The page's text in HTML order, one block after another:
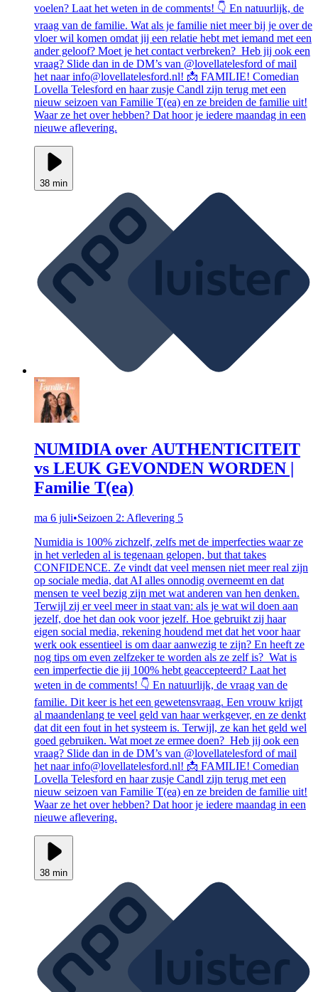
voelen? Laat het weten in de comments! 👇 En natuurlijk, de
vraag van de familie. Wat als je familie niet meer bij je over de
vloer wil komen omdat jij een relatie hebt met iemand met een
ander geloof? Moet je het contact verbreken? Heb jij ook een
vraag? Slide dan in de DM’s van @lovellatelesford of mail
het naar info@lovellatelesford.nl! 📩 FAMILIE! Comedian
Lovella Telesford en haar zusje Candl zijn terug met een
nieuw seizoen van Familie T(ea) en ze breiden de familie uit!
Waar ze het over hebben? Dat hoor je iedere maandag in een
nieuwe aflevering.
38 min
NUMIDIA over AUTHENTICITEIT
vs LEUK GEVONDEN WORDEN |
Familie T(ea)
ma 6 juli•Seizoen 2: Aflevering 5
Numidia is 100% zichzelf, zelfs met de imperfecties waar ze
in het verleden al is tegenaan gelopen, but that takes
CONFIDENCE. Ze vindt dat veel mensen niet meer real zijn
op sociale media, dat AI alles onnodig overneemt en dat
mensen te veel bezig zijn met wat anderen van hen denken.
Terwijl zij er veel meer in staat van: als je wat wil doen aan
jezelf, doe het dan ook voor jezelf. Hoe gebruikt zij haar
eigen social media, rekening houdend met dat het voor haar
werk ook essentieel is om daar aanwezig te zijn? En heeft ze
nog tips om even zelfzeker te worden als ze zelf is? Wat is
een imperfectie die jij 100% hebt geaccepteerd? Laat het
weten in de comments! 👇 En natuurlijk, de vraag van de
familie. Dit keer is het een gewetensvraag. Een vrouw krijgt
al maandenlang te veel geld van haar werkgever, en ze denkt
dat dit een fout in het systeem is. Terwijl, ze kan het geld wel
goed gebruiken. Wat moet ze ermee doen? Heb jij ook een
vraag? Slide dan in de DM’s van @lovellatelesford of mail
het naar info@lovellatelesford.nl! 📩 FAMILIE! Comedian
Lovella Telesford en haar zusje Candl zijn terug met een
nieuw seizoen van Familie T(ea) en ze breiden de familie uit!
Waar ze het over hebben? Dat hoor je iedere maandag in een
nieuwe aflevering.
38 min